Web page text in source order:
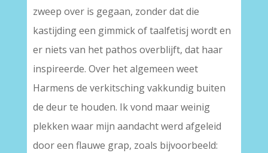
zweep over is gegaan, zonder dat die
kastijding een gimmick of taalfetisj wordt en
er niets van het pathos overblijft, dat haar
inspireerde. Over het algemeen weet
Harmens de verkitsching vakkundig buiten
de deur te houden. Ik vond maar weinig
plekken waar mijn aandacht werd afgeleid
door een flauwe grap, zoals bijvoorbeeld: